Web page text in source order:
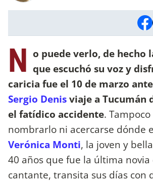
N o puede verlo, de hecho
que escuchó su voz y
caricia fue el 10 de marzo
Sergio Denisviaje a Tucumán
el fatídico accidente.
nombrarlo ni acercarse dónde
Verónica Monti, la joven y
40 años que fue la última
cantante, transita sus días con